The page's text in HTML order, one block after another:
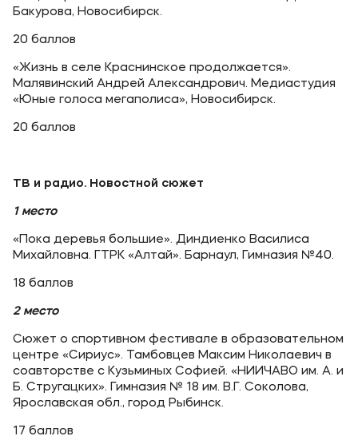
Бакурова, Новосибирск.
20 баллов
«Жизнь в селе Краснинское продолжается».
Малявинский Андрей Александрович. Медиастудия
«Юные голоса мегаполиса», Новосибирск.
20 баллов
ТВ и радио. Новостной сюжет
1 место
«Пока деревья большие». Диндиенко Василиса
Михайловна. ГТРК «Алтай». Барнаул, Гимназия №40.
18 баллов
2 место
Сюжет о спортивном фестивале в образовательном
центре «Сириус». Тамбовцев Максим Николаевич в
соавторстве с Кузьминых Софией. «НИИЧАВО им. А. и
Б. Стругацких». Гимназия № 18 им. В.Г. Соколова,
Ярославская обл., город Рыбинск.
17 баллов